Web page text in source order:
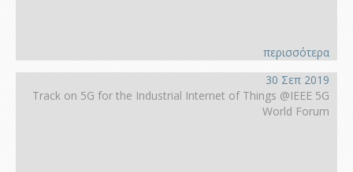
περισσότερα
30 Σεπ 2019
Track on 5G for the Industrial Internet of Things @IEEE 5G
World Forum